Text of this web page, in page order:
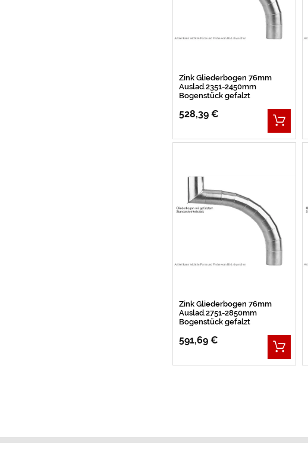
Zink Gliederbogen 76mm
Auslad.2351-2450mm
Bogenstück gefalzt
528,39 €
Zink Gliederbogen 76mm
Auslad.2751-2850mm
Bogenstück gefalzt
591,69 €